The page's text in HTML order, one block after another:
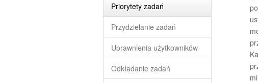
Priorytety zadań
Przydzielanie zadań
Uprawnienia użytkowników
Odkładanie zadań